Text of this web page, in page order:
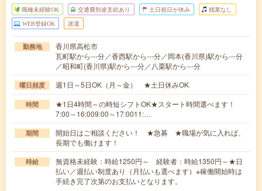
職種未経験OK 交通費別途支給あり 土日祝日が休み 残業なし
WEB登録OK 派遣
勤務地
香川県高松市
瓦町駅から---分／香西駅から---分／岡本(香川県)駅から---分
／昭和町(香川県)駅から---分／八栗駅から---分
曜日頻度 週1日～5日OK（月～金） ★土日休みOK
時間
★1日4時間～の時短シフトOK★スタート時間選べます！
7:00～16:009:00～17:0011:…
期間
開始日はご相談ください！ ★急募 ★職場が気に入れば、
長期でも働けます！
時給
無資格未経験：時給1250円～ 経験者：時給1350円～★日
払い／週払い制度あり（月払いも選べます）※稼働開始時は
手続き完了次第のお支払いとなります。